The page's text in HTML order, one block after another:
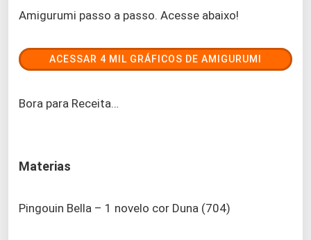
Amigurumi passo a passo. Acesse abaixo!
ACESSAR 4 MIL GRÁFICOS DE AMIGURUMI
Bora para Receita…
Materias
Pingouin Bella – 1 novelo cor Duna (704)